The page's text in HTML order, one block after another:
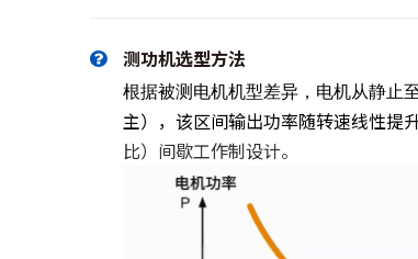
测功机选型方法
根据被测电机机型差异，电机从静止
主），该区间输出功率随转速线性提
比）间歇工作制设计。